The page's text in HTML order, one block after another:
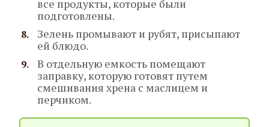
все продукты, которые были
подготовлены.
Зелень промывают и рубят, присыпают
ей блюдо.
В отдельную емкость помещают
заправку, которую готовят путем
смешивания хрена с маслицем и
перчиком.